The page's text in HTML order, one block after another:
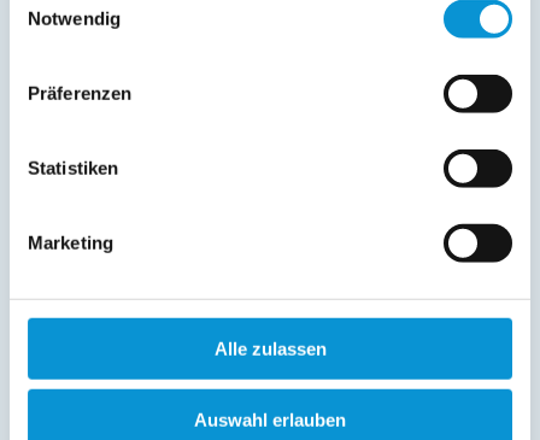
Notwendig
Präferenzen
Statistiken
Marketing
Alle zulassen
Auswahl erlauben
Kurstraße 12
+
-